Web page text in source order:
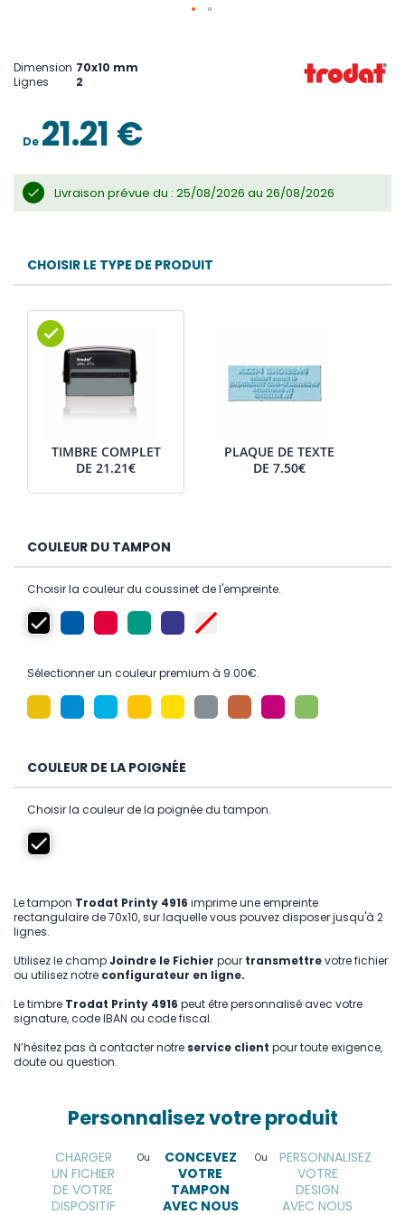
beginning
of
gallery
Dimension 70x10 mm
Lignes
2
De 21.21 €
Livraison prévue du : 25/08/2026 au 26/08/2026
CHOISIR LE TYPE DE PRODUIT
TIMBRE COMPLET
DE 21.21€
PLAQUE DE TEXTE
DE 7.50€
COULEUR DU TAMPON
Choisir la couleur du coussinet de l'empreinte.
Sélectionner un couleur premium à 9.00€.
COULEUR DE LA POIGNÉE
Choisir la couleur de la poignée du tampon.
Le tampon Trodat Printy 4916 imprime une empreinte
rectangulaire de 70x10, sur laquelle vous pouvez disposer jusqu'à 2
lignes.
Utilisez le champJoindre le Fichier pour transmettrevotre fichier
ou utilisez notre configurateur en ligne.
Le timbre Trodat Printy 4916 peut être personnalisé avec votre
signature, code IBAN ou code fiscal.
N’hésitez pas à contacter notre service client pour toute exigence,
doute ou question.
Personnalisez votre produit
CHARGER
UN FICHIER
DE VOTRE
DISPOSITIF
Ou
CONCEVEZ
VOTRE
TAMPON
AVEC NOUS
Ou
PERSONNALISEZ
VOTRE
DESIGN
AVEC NOUS